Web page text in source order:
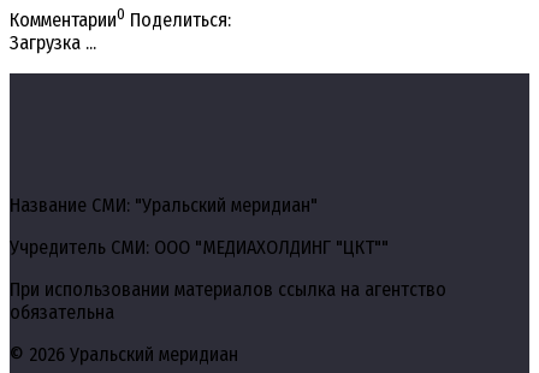
Комментарии0 Поделиться:
Загрузка ...
Название СМИ: "Уральский меридиан"
Учредитель СМИ: ООО "МЕДИАХОЛДИНГ "ЦКТ""
При использовании материалов ссылка на агентство
обязательна
© 2026 Уральский меридиан